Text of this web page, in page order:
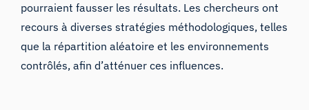
pourraient fausser les résultats. Les chercheurs ont
recours à diverses stratégies méthodologiques, telles
que la répartition aléatoire et les environnements
contrôlés, afin d’atténuer ces influences.